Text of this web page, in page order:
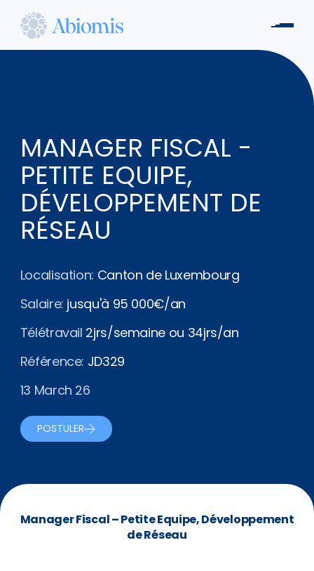
contenu
Abiomis
MANAGER FISCAL -
PETITE EQUIPE,
DÉVELOPPEMENT DE
RÉSEAU
Localisation: Canton de Luxembourg
Salaire: jusqu'à 95 000€/an
Télétravail 2jrs/semaine ou 34jrs/an
Référence: JD329
13 March 26
POSTULER
Manager Fiscal – Petite Equipe, Développement
de Réseau